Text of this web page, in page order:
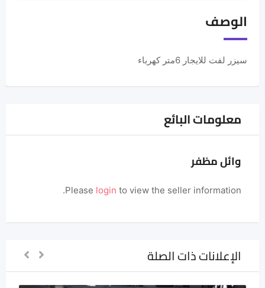
الوصف
سيزر لفت للايجار 6متر كهرباء
معلومات البائع
وائل مظفر
Please login to view the seller information.
الإعلانات ذات الصلة